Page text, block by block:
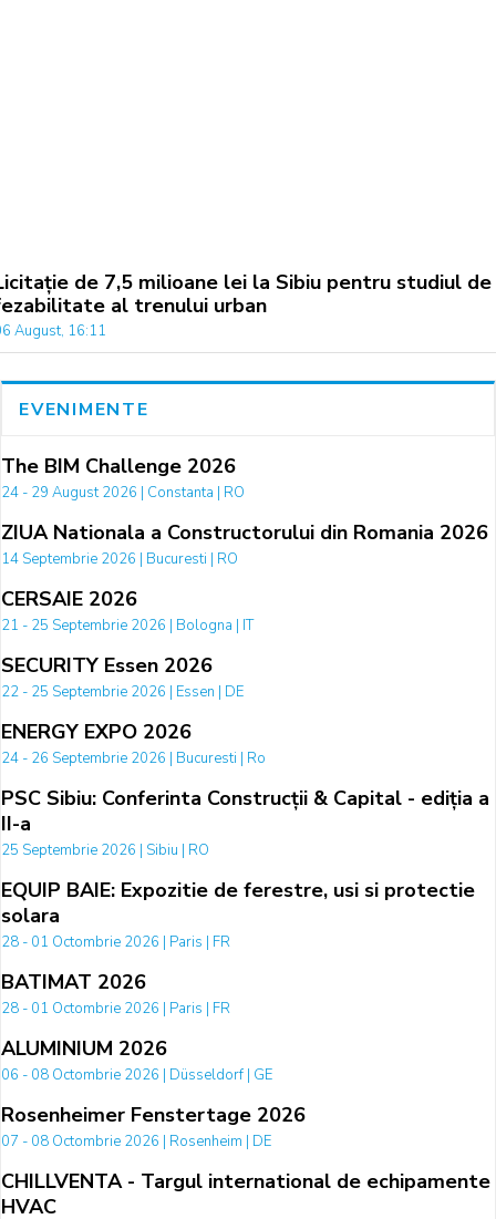
de 7,5 milioane lei la Sibiu pentru studiul de
al trenului urban
August, 16:11
EVENIMENTE
The BIM Challenge 2026
24 - 29 August 2026 | Constanta | RO
ZIUA Nationala a Constructorului din Romania 2026
14 Septembrie 2026 | Bucuresti | RO
CERSAIE 2026
21 - 25 Septembrie 2026 | Bologna | IT
SECURITY Essen 2026
22 - 25 Septembrie 2026 | Essen | DE
ENERGY EXPO 2026
24 - 26 Septembrie 2026 | Bucuresti | Ro
PSC Sibiu: Conferinta Construcții & Capital - ediția a
II-a
25 Septembrie 2026 | Sibiu | RO
EQUIP BAIE: Expozitie de ferestre, usi si protectie
solara
28 - 01 Octombrie 2026 | Paris | FR
BATIMAT 2026
28 - 01 Octombrie 2026 | Paris | FR
ALUMINIUM 2026
06 - 08 Octombrie 2026 | Düsseldorf | GE
Rosenheimer Fenstertage 2026
07 - 08 Octombrie 2026 | Rosenheim | DE
CHILLVENTA - Targul international de echipamente
HVAC